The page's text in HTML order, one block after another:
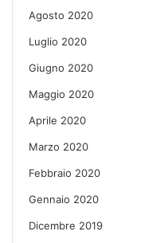
Agosto 2020
Luglio 2020
Giugno 2020
Maggio 2020
Aprile 2020
Marzo 2020
Febbraio 2020
Gennaio 2020
Dicembre 2019